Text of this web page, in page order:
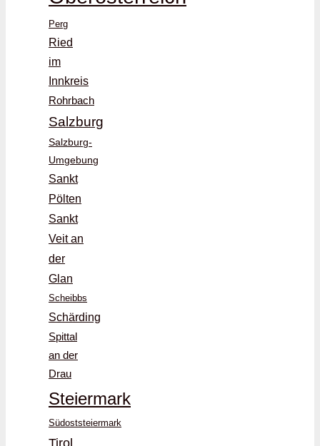
Perg
Ried
im
Innkreis
Rohrbach
Salzburg
Salzburg-
Umgebung
Sankt
Pölten
Sankt
Veit an
der
Glan
Scheibbs
Schärding
Spittal
an der
Drau
Steiermark
Südoststeiermark